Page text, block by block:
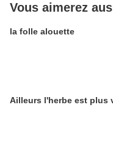
Vous aimerez
la folle alouette
Ailleurs l'herbe est plus